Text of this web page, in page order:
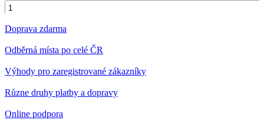
+
Doprava zdarma
Odběrná místa po celé ČR
Výhody pro zaregistrované zákazníky
Různe druhy platby a dopravy
Online podpora